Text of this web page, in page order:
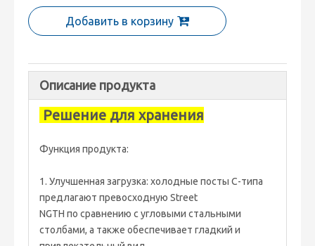
Добавить в корзину
Описание продукта
Решение для хранения
Функция продукта:
1. Улучшенная загрузка: холодные посты C-типа
предлагают превосходную Street
NGTH по сравнению с угловыми стальными
столбами, а также обеспечивает гладкий и